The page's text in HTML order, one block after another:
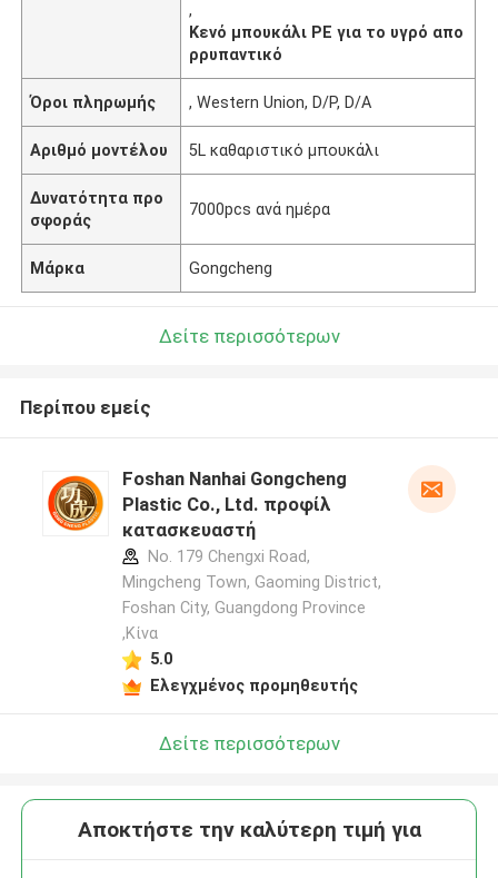
,
Κενό μπουκάλι PE για το υγρό απο
ρρυπαντικό
Όροι πληρωμής , Western Union, D/P, D/A
Αριθμό μοντέλου 5L καθαριστικό μπουκάλι
Δυνατότητα προ
σφοράς
7000pcs ανά ημέρα
Μάρκα Gongcheng
Δείτε περισσότερων
Περίπου εμείς
Foshan Nanhai Gongcheng
Plastic Co., Ltd. προφίλ
κατασκευαστή
No. 179 Chengxi Road,
Mingcheng Town, Gaoming District,
Foshan City, Guangdong Province
,Κίνα
5.0
Ελεγχμένος προμηθευτής
Δείτε περισσότερων
Αποκτήστε την καλύτερη τιμή για